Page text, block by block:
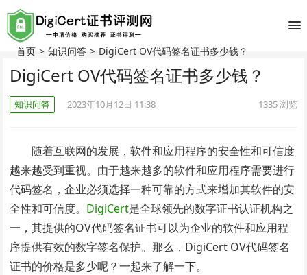
首页 > 知识问答 > DigiCert OV代码签名证书多少钱？
DigiCert OV代码签名证书多少钱？
知识问答 2023年10月12日 11:38 1335浏览
随着互联网的发展，软件和应用程序的安全性和可信度
越来越受到重视。由于越来越多的软件和应用程序需要进行
代码签名，企业必须选择一种可靠的方式来增加其软件的安
全性和可信度。 DigiCert是全球领先的数字证书认证机构之
一，其提供的OV代码签名证书可以为企业的软件和应用程
序提供有效的数字签名保护。那么，DigiCert OV代码签名
证书的价格是多少呢？一起来了解一下。